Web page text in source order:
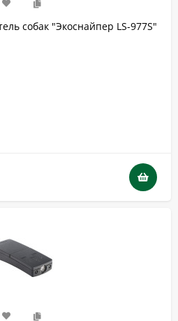
собак "Экоснайпер LS-977S"